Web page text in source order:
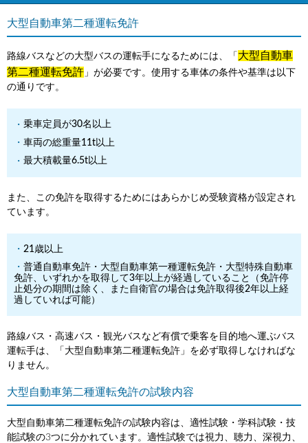
大型自動車第二種運転免許
路線バスなどの大型バスの運転手になるためには、「 大型自動車
第二種運転免許 」が必要です。使用する車体の条件や基準は以下
の通りです。
乗車定員が30名以上
車両の総重量11t以上
最大積載量6.5t以上
また、この免許を取得するためにはあらかじめ受験資格が設定され
ています。
21歳以上
普通自動車免許・大型自動車第一種運転免許・大型特殊自動車
免許、いずれかを取得して3年以上が経過していること（免許停
止処分の期間は除く、また自衛官の場合は免許取得後2年以上経
過していれば可能）
路線バス・高速バス・観光バスなど有償で乗客を目的地へ運ぶバス
運転手は、「大型自動車第二種運転免許」を必ず取得しなければな
りません。
大型自動車第二種運転免許の試験内容
大型自動車第二種運転免許の試験内容は、適性試験・学科試験・技
能試験の3つに分かれています。適性試験では視力、聴力、深視力、